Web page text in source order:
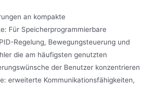
an kompakte
Für Speicherprogrammierbare
Regelung, Bewegungsteuerung und
die am häufigsten genutzten
der Benutzer konzentrieren
erweiterte Kommunikationsfähigkeiten,